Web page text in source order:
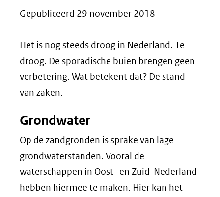
Gepubliceerd 29 november 2018
Het is nog steeds droog in Nederland. Te
droog. De sporadische buien brengen geen
verbetering. Wat betekent dat? De stand
van zaken.
Grondwater
Op de zandgronden is sprake van lage
grondwaterstanden. Vooral de
waterschappen in Oost- en Zuid-Nederland
hebben hiermee te maken. Hier kan het